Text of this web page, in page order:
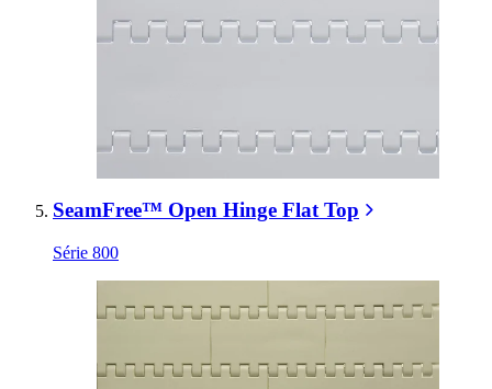
SeamFree™ Open Hinge Flat Top
Série 800